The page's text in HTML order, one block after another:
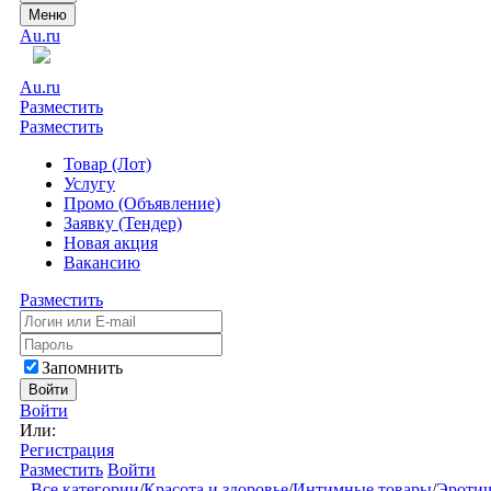
Меню
Au.ru
Au.ru
Разместить
Разместить
Товар (Лот)
Услугу
Промо (Объявление)
Заявку (Тендер)
Новая акция
Вакансию
Разместить
Запомнить
Войти
Войти
Или:
Регистрация
Разместить Войти